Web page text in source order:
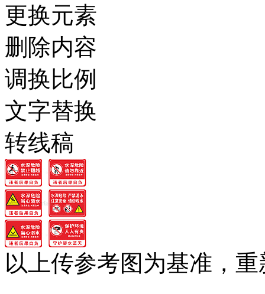
更换元素
删除内容
调换比例
文字替换
转线稿
以上传参考图为基准，